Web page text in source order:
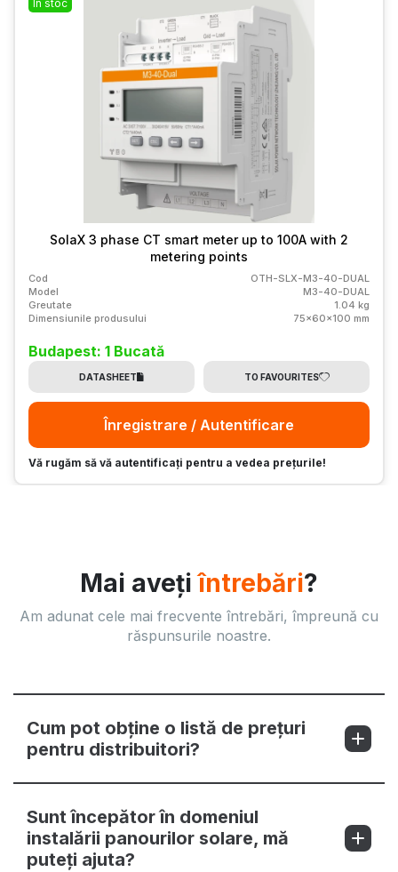
În stoc
SolaX 3 phase CT smart meter up to 100A with 2
metering points
Cod
OTH-SLX-M3-40-DUAL
Model
M3-40-DUAL
Greutate
1.04 kg
Dimensiunile produsului
75x60x100 mm
Budapest: 1 Bucată
DATASHEET TO FAVOURITES
Înregistrare / Autentificare
Vă rugăm să vă autentificați pentru a vedea prețurile!
Mai avețiîntrebări?
Am adunat cele mai frecvente întrebări, împreună cu
răspunsurile noastre.
Cum pot obține o listă de prețuri
pentru distribuitori?
Sunt începător în domeniul
instalării panourilor solare, mă
puteți ajuta?